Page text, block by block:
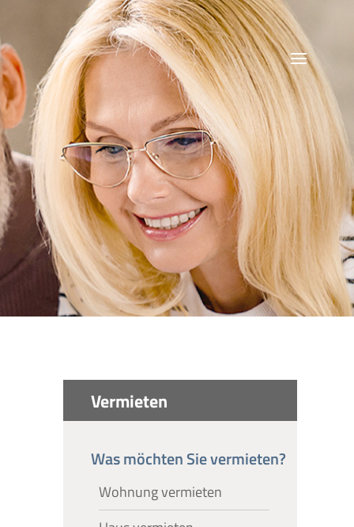
Vermieten
Was möchten Sie vermieten?​
Wohnung vermieten